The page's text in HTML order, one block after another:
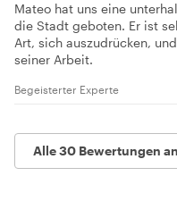
Mateo hat uns eine
die Stadt geboten. Er ist
Art, sich auszudrücken,
seiner Arbeit.
Begeisterter Experte
Alle 30 Bewertungen